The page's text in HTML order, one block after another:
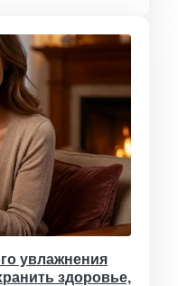
увлажнения
здоровье,